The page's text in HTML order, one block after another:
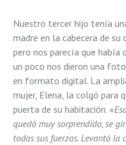
Nuestro tercer hijo tenía
madre en la cabecera de su
pero nos parecía que había
un poco nos dieron una
en formato digital. La
mujer, Elena, la colgó para
puerta de su habitación. «
quedó muy sorprendido, se
todas sus fuerzas. Levantó